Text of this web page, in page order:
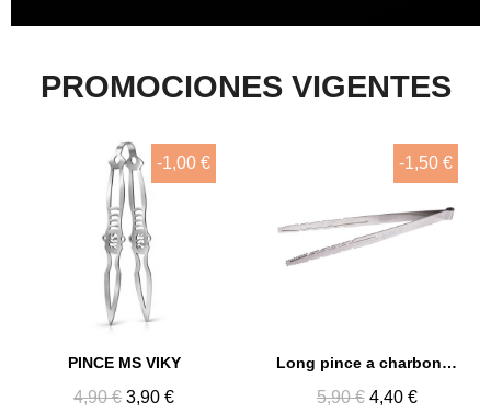
PROMOCIONES VIGENTES
Aperçu rapide
-1,00 €
PINCE MS VIKY
4,90 € 3,90 €
Aperçu rapide
-1,50 €
Long pince a charbon 35cm
5,90 € 4,40 €